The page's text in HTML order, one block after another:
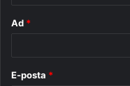
Ad *
E-posta *